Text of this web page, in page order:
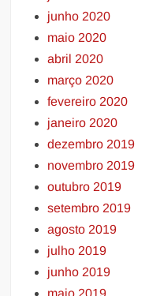
junho 2020
maio 2020
abril 2020
março 2020
fevereiro 2020
janeiro 2020
dezembro 2019
novembro 2019
outubro 2019
setembro 2019
agosto 2019
julho 2019
junho 2019